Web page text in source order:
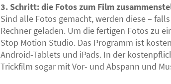
3. Schritt: die Fotos zum Film
Sind alle Fotos gemacht, werden diese –
Rechner geladen. Um die fertigen Fotos zu
Stop Motion Studio. Das Programm ist
Android-Tablets und iPads. In der
Trickfilm sogar mit Vor- und Abspann und